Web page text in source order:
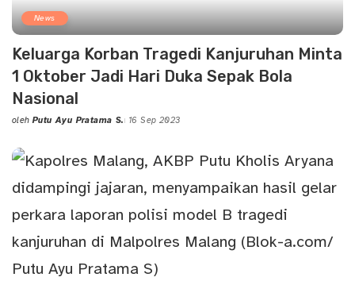
News
Keluarga Korban Tragedi Kanjuruhan Minta
1 Oktober Jadi Hari Duka Sepak Bola
Nasional
Posted
oleh Putu Ayu Pratama S. 16 Sep 2023